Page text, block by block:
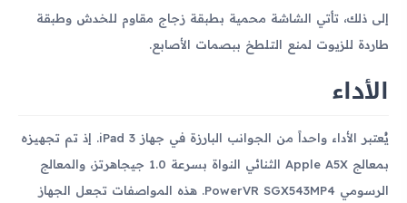
إلى ذلك، تأتي الشاشة محمية بطبقة زجاج مقاوم للخدش وطبقة
طاردة للزيوت لمنع التلطخ ببصمات الأصابع.
الأداء
يُعتبر الأداء واحداً من الجوانب البارزة في جهاز iPad 3. إذ تم تجهيزه
بمعالج Apple A5X الثنائي النواة بسرعة 1.0 جيجاهرتز، والمعالج
الرسومي PowerVR SGX543MP4. هذه المواصفات تجعل الجهاز